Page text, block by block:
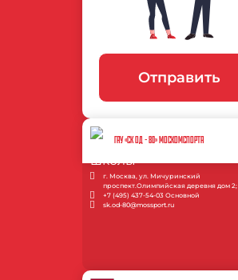
Отправить
ГАУ «СК ОД - 80» МОСКОМСПОРТА
г. Москва, ул. Мичуринский
проспект.Олимпийская деревня дом 2;
+7 (495) 437-54-03 Основной
sk.od-80@mossport.ru